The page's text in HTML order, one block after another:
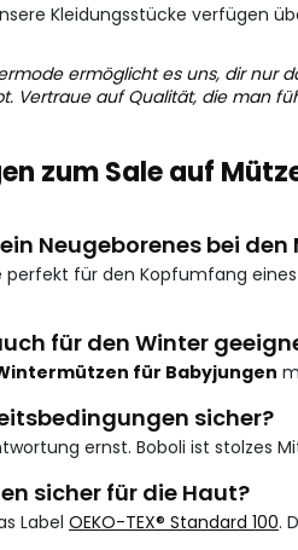
Kleidungsstücke verfügen
ermöglicht es uns, dir
Vertraue auf Qualität, die man
zum Sale auf
Neugeborenes bei den
für den Kopfumfang
für den Winter
für Babyjungen
sicher?
ernst. Boboli ist stolzes
sicher für die Haut?
Label OEKO-TEX® Standard 100.